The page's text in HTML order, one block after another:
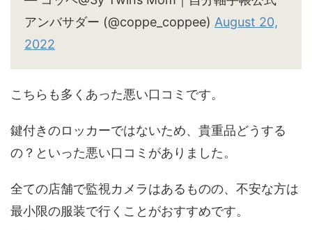
アンバサダー (@coppe_coppee) August 20,
2022
こちらも多くあった悪い口コミです。
鍵付きのロッカーではないため、貴重品どうする
の？といった悪い口コミがありました。
全ての店舗で監視カメラはあるものの、不安な方は
最小限の服装で行くことがおすすめです。